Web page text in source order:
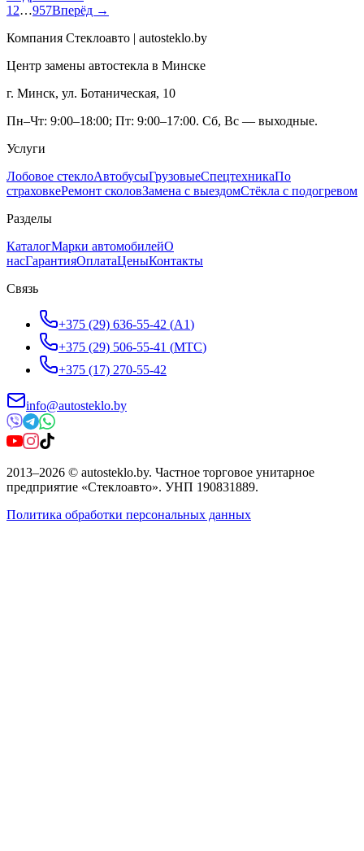
1 2…957Вперёд →
Компания Стеклоавто | autosteklo.by
Центр замены автостекла в Минске
г. Минск, ул. Ботаническая, 10
Пн–Чт: 9:00–18:00; Пт: 9:00–17:00. Сб, Вс — выходные.
Услуги
Лобовое стеклоАвтобусыГрузовыеСпецтехникаПо
страховкеРемонт сколовЗамена с выездомСтёкла с подогревом
Разделы
КаталогМарки автомобилейО
насГарантияОплатаЦеныКонтакты
Связь
+375 (29) 636-55-42 (A1)
+375 (29) 506-55-41 (МТС)
+375 (17) 270-55-42
info@autosteklo.by
2013–2026 © autosteklo.by. Частное торговое унитарное
предприятие «Стеклоавто». УНП 190831889.
Политика обработки персональных данных